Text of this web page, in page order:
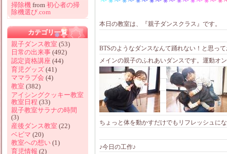
本日の教室は、『親子ダンスクラス』です。
BTSのようなダンスなんて踊れない！と思っ
メインの親子のふれあいダンスです。運動オ
ちょっと体を動かすだけでもリフレッシュに
♪今日の工作♪
掃除機 from 初心者の掃
除機選び.com
カテゴリ一覧
親子ダンス教室 (53)
日常の出来事 (492)
認定資格講座 (44)
育児グッズ (41)
ママラブ会 (4)
教室 (382)
アイシングクッキー教室
教室日程 (33)
親子教室サラナの時間
(3)
産後ダンス教室 (22)
ベビマ (20)
教室への想い (1)
育児情報 (2)